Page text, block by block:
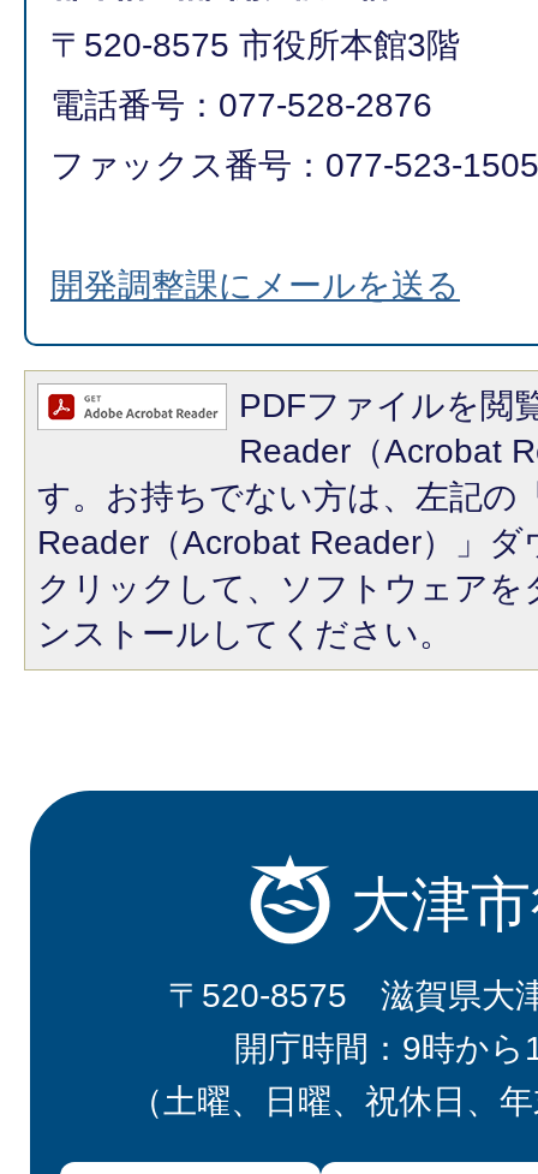
〒520-8575 市役所本館3階
電話番号：077-528-2876
ファックス番号：077-523-1505
開発調整課にメールを送る
PDFファイルを閲
Reader（Acrobat
す。お持ちでない方は、左記の
Reader（Acrobat Reader）」
クリックして、ソフトウェア
ンストールしてください。
大津
〒520-8575 滋賀県大
開庁時間：9時から
（土曜、日曜、祝休日、